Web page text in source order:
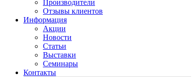
Производители
Отзывы клиентов
Информация
Акции
Новости
Статьи
Выставки
Семинары
Контакты